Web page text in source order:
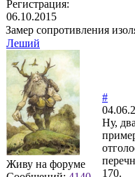
Регистрация:
06.10.2015
Замер сопротивления
Леший
Живу на форуме
#
Ну,
170.